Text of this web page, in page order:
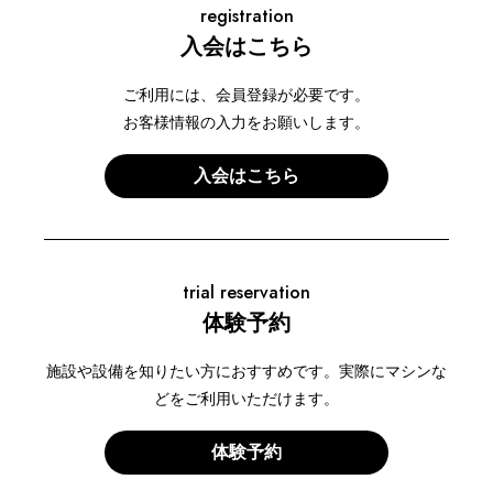
registration
入会はこちら
ご利用には、会員登録が必要です。
お客様情報の入力をお願いします。
入会はこちら
trial reservation
体験予約
施設や設備を知りたい方におすすめです。実際にマシンな
どをご利用いただけます。
体験予約